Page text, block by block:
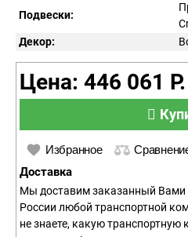
Подвески:
Декор:
Цена: 446 061 Р.
Избранное
Доставка
Мы доставим заказанный Вами
России любой транспортной
не знаете, какую